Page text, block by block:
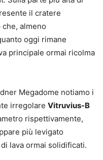
il cratere
almeno
oggi rimane
principale ormai ricolma
Megadome notiamo i
irregolare Vitruvius-B
rispettivamente,
più levigato
lava ormai solidificati.